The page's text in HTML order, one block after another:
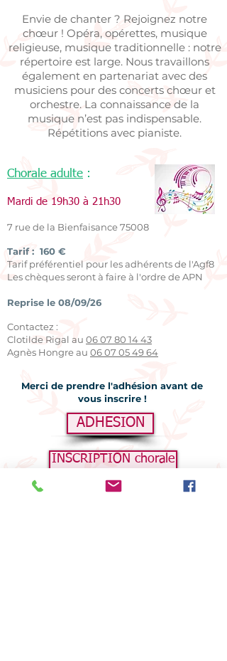
Envie de chanter ? Rejoignez notre
chœur ! Opéra, opérettes, musique
religieuse, musique traditionnelle : notre
répertoire est large. Nous travaillons
également en partenariat avec des
musiciens pour des concerts chœur et
orchestre. La connaissance de la
musique n’est pas indispensable.
Répétitions avec pianiste.
Chorale adu lte :
Mardi de 19h30 à 21h30
7 rue de la Bienfaisance 75008
Tarif : 160 €
Tarif préférentiel pour les adhérents de l'Agf8
Les chèques seront à faire à l'ordre de APN
Reprise le 08/09/26
Contactez :
Clotilde Rigal au 06 07 80 14 43
Agnès Hongre au 06 07 05 49 64
Merci de prendre l'adhésion avant de
vous inscrire !
ADHESION
INSCRIPTION chorale